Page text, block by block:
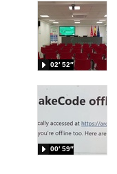
02′ 52″
00′ 59″